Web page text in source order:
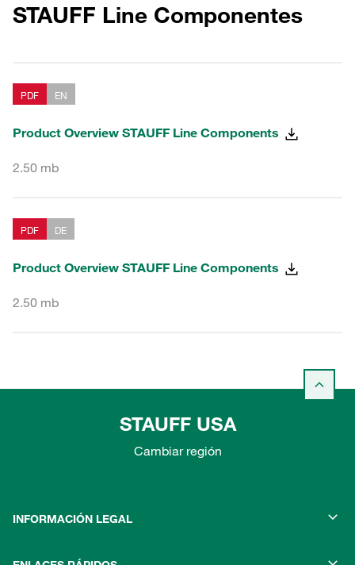
STAUFF Line Componentes
PDF EN
Product Overview STAUFF Line Components
2.50 mb
PDF DE
Product Overview STAUFF Line Components
2.50 mb
STAUFF USA
Cambiar región
INFORMACIÓN LEGAL